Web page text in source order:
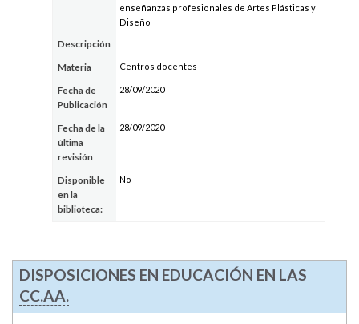
enseñanzas profesionales de Artes Plásticas y
Diseño
Descripción
Materia Centros docentes
Fecha de
Publicación
28/09/2020
Fecha de la
última
revisión
28/09/2020
Disponible
en la
biblioteca:
No
DISPOSICIONES EN EDUCACIÓN EN LAS
CC.AA.